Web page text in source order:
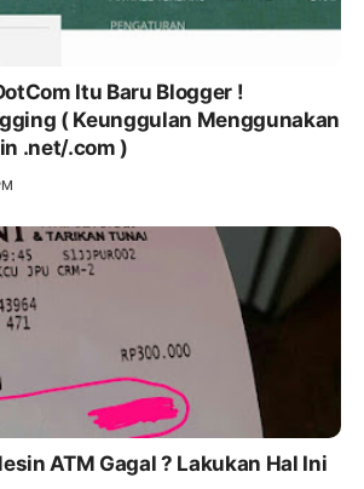
Itu Baru Blogger !
( Keunggulan Menggunakan
.net/.com )
ATM Gagal ? Lakukan Hal Ini